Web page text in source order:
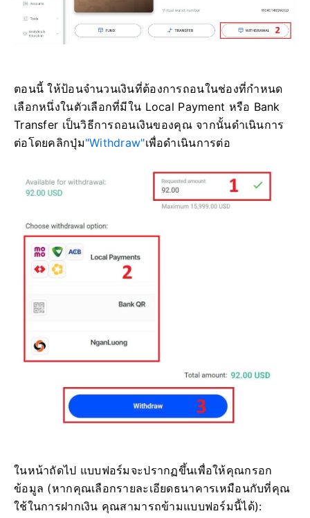
ตอนนี้ ให้ป้อนจำนวนเงินที่ต้องการถอนในช่องที่กำหนด
เลือกหนึ่งในตัวเลือกที่มีใน Local Payment หรือ Bank
Transfer เป็นวิธีการถอนเงินของคุณ จากนั้นดำเนินการ
ต่อโดยคลิกปุ่ม"Withdraw"เพื่อดำเนินการต่อ
ในหน้าถัดไป แบบฟอร์มจะปรากฏขึ้นเพื่อให้คุณกรอก
ข้อมูล (หากคุณเลือกรายละเอียดธนาคารเหมือนกับที่คุณ
ใช้ในการฝากเงิน คุณสามารถข้ามแบบฟอร์มนี้ได้):